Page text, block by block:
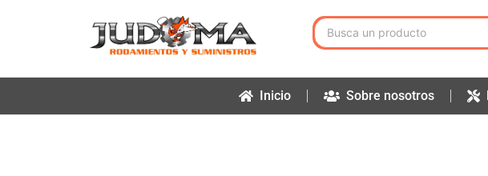
Inicio Sobre nosotros